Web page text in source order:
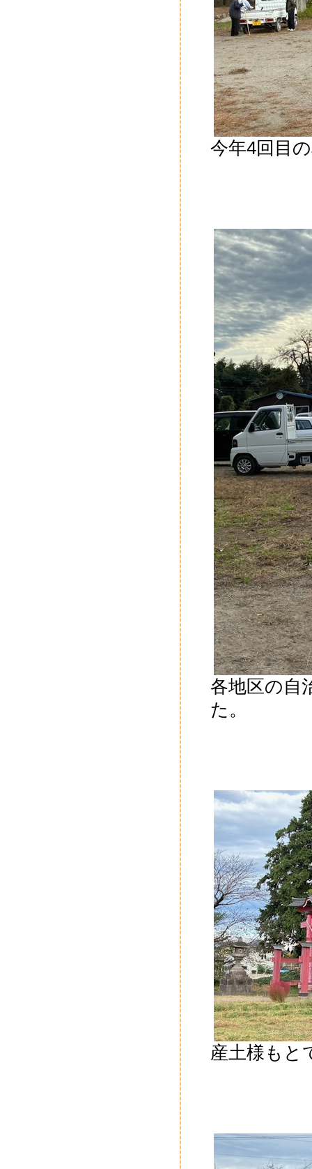
今年4回目
各地区の自
た。
産土様もと